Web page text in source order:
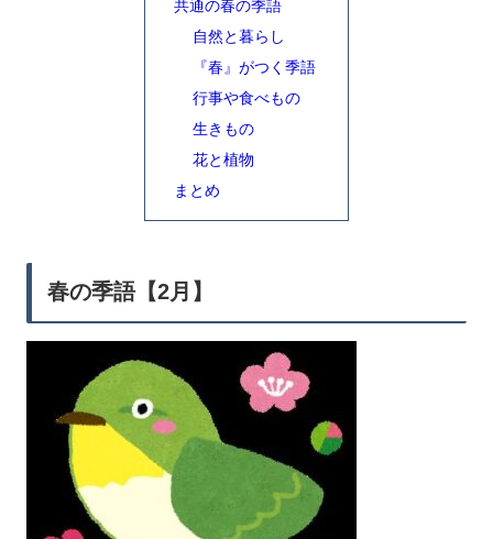
共通の春の季語
自然と暮らし
『春』がつく季語
行事や食べもの
生きもの
花と植物
まとめ
春の季語【2月】